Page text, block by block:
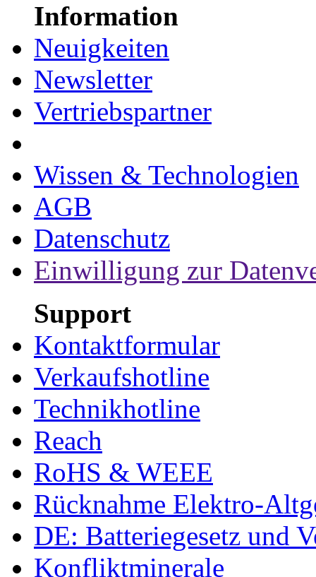
Information
Neuigkeiten
Newsletter
Vertriebspartner
Wissen & Technologien
AGB
Datenschutz
Einwilligung zur
Support
Kontaktformular
Verkaufshotline
Technikhotline
Reach
RoHS & WEEE
Rücknahme Elektro-
DE: Batteriegesetz und
Konfliktminerale